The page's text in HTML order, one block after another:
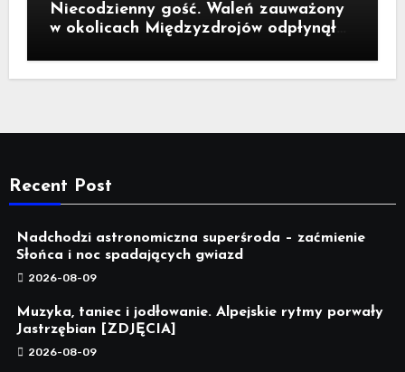
Niecodzienny gość. Waleń zauważony
w okolicach Międzyzdrojów odpłynął
Recent Post
Nadchodzi astronomiczna superśroda – zaćmienie
Słońca i noc spadających gwiazd
2026-08-09
Muzyka, taniec i jodłowanie. Alpejskie rytmy porwały
Jastrzębian [ZDJĘCIA]
2026-08-09